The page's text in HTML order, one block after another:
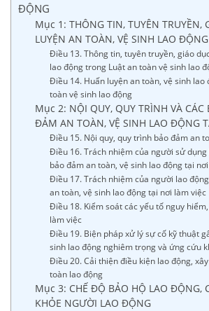
ĐỘNG
Mục 1: THÔNG TIN, TUYÊN TRUYỀN,
LUYỆN AN TOÀN, VỆ SINH LAO ĐỘNG
Điều 13. Thông tin, tuyên truyền, giáo
lao động trong Luật an toàn vệ sinh lao
Điều 14. Huấn luyện an toàn, vệ sinh lao
toàn vệ sinh lao động
Mục 2: NỘI QUY, QUY TRÌNH VÀ CÁC
ĐẢM AN TOÀN, VỆ SINH LAO ĐỘNG
Điều 15. Nội quy, quy trình bảo đảm an
Điều 16. Trách nhiệm của người sử
bảo đảm an toàn, vệ sinh lao động tại
Điều 17. Trách nhiệm của người lao
an toàn, vệ sinh lao động tại nơi làm việc
Điều 18. Kiểm soát các yếu tố nguy
làm việc
Điều 19. Biện pháp xử lý sự cố kỹ thuật
sinh lao động nghiêm trọng và ứng cứu
Điều 20. Cải thiện điều kiện lao động,
toàn lao động
Mục 3: CHẾ ĐỘ BẢO HỘ LAO ĐỘNG,
KHỎE NGƯỜI LAO ĐỘNG